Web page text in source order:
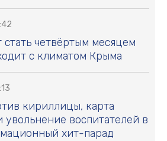
четвёртым месяцем
с климатом Крыма
кириллицы, карта
воспитателей в
хит-парад